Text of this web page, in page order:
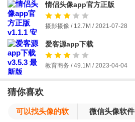
情侣头像app官方正版
摄影摄像 / 12.7M / 2021-07-28
爱客源app下载
教育商务 / 49.1M / 2023-04-04
猜你喜欢
可以找头像的软 微信头像软件